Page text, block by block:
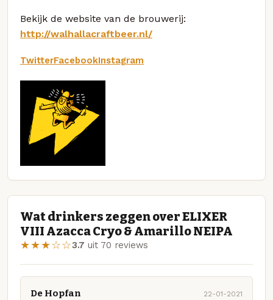
Bekijk de website van de brouwerij:
http://walhallacraftbeer.nl/
TwitterFacebookInstagram
Wat drinkers zeggen over ELIXER
VIII Azacca Cryo & Amarillo NEIPA
★★★☆☆3.7 uit 70 reviews
De Hopfan 22-01-2021